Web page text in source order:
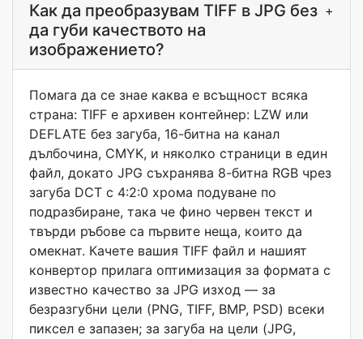
Как да преобразувам TIFF в JPG без
да губи качеството на
изображението?
+
Помага да се знае каква е всъщност всяка
страна: TIFF е архивен контейнер: LZW или
DEFLATE без загуба, 16-битна на канал
дълбочина, CMYK, и няколко страници в един
файл, докато JPG съхранява 8-битна RGB чрез
загуба DCT с 4:2:0 хрома подуване по
подразбиране, така че фино червен текст и
твърди ръбове са първите неща, които да
омекнат. Качете вашия TIFF файл и нашият
конвертор прилага оптимизация за формата с
известно качество за JPG изход — за
безразгубни цели (PNG, TIFF, BMP, PSD) всеки
пиксел е запазен; за загуба на цели (JPG,